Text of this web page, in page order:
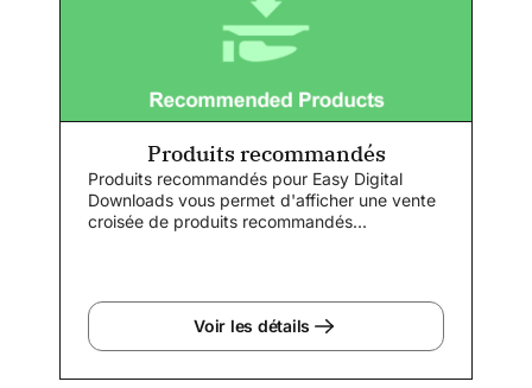
Produits recommandés
Produits recommandés pour Easy Digital
Downloads vous permet d'afficher une vente
croisée de produits recommandés...
Voir les détails